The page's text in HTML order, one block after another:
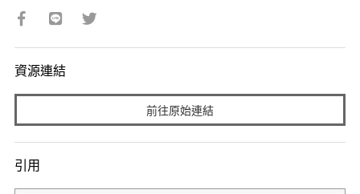
資源連結
前往原始連結
引用